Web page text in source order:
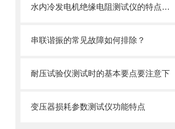
水内冷发电机绝缘电阻测试仪的特点及技术参数
串联谐振的常见故障如何排除？
耐压试验仪测试时的基本要点要注意下
变压器损耗参数测试仪功能特点